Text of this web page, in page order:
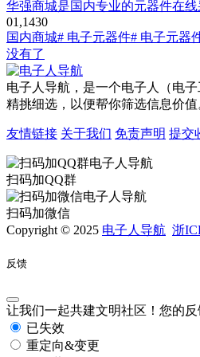
华强商城是国内专业的元器件在线
01,1430
国内商城# 电子元器件# 电子元器
没有了
电子人导航，是一个电子人（电
精挑细选，以便帮你筛选信息价
友情链接 关于我们 免责声明 提交
扫码加QQ群
扫码加微信
Copyright © 2025 电子人导航 浙
反馈
让我们一起共建文明社区！您的反
已失效
重定向&变更